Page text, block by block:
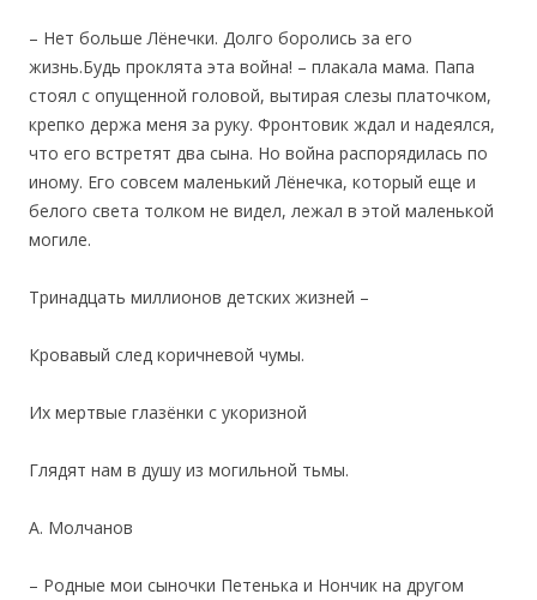
– Нет больше Лёнечки. Долго боролись за его
жизнь.Будь проклята эта война! – плакала мама. Папа
стоял с опущенной головой, вытирая слезы платочком,
крепко держа меня за руку. Фронтовик ждал и надеялся,
что его встретят два сына. Но война распорядилась по
иному. Его совсем маленький Лёнечка, который еще и
белого света толком не видел, лежал в этой маленькой
могиле.
Тринадцать миллионов детских жизней –
Кровавый след коричневой чумы.
Их мертвые глазёнки с укоризной
Глядят нам в душу из могильной тьмы.
А. Молчанов
– Родные мои сыночки Петенька и Нончик на другом